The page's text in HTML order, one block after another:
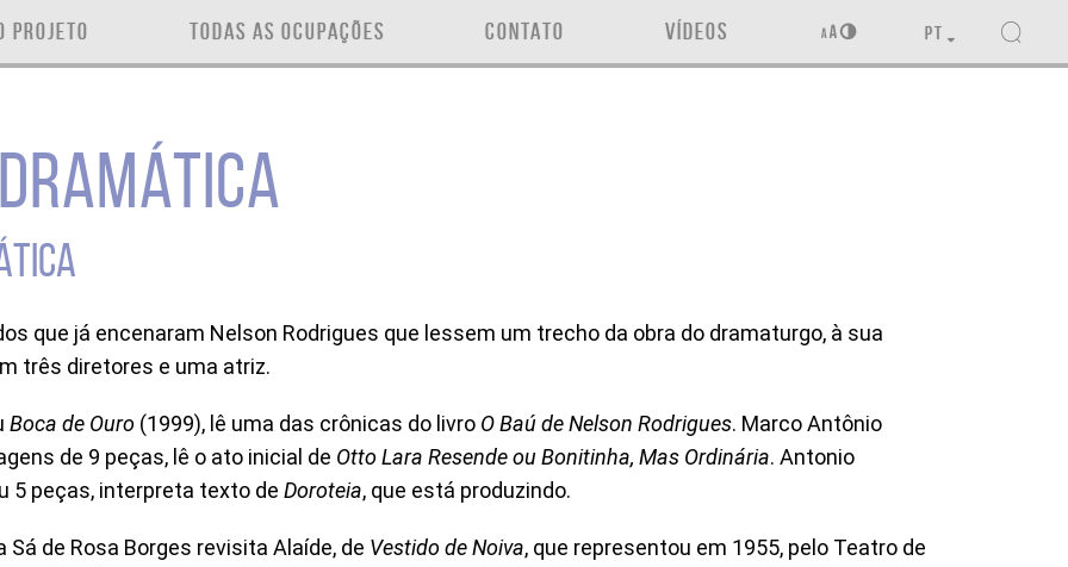
PROJETO TODAS AS OCUPAÇÕES CONTATO VÍDEOS PT
que já encenaram Nelson Rodrigues que lessem um trecho da obra do dramaturgo, à sua
três diretores e uma atriz.
Boca de Ouro (1999), lê uma das crônicas do livro O Baú de Nelson Rodrigues. Marco Antônio
de 9 peças, lê o ato inicial de Otto Lara Resende ou Bonitinha, Mas Ordinária. Antonio
5 peças, interpreta texto de Doroteia, que está produzindo.
Sá de Rosa Borges revisita Alaíde, de Vestido de Noiva, que representou em 1955, pelo Teatro de